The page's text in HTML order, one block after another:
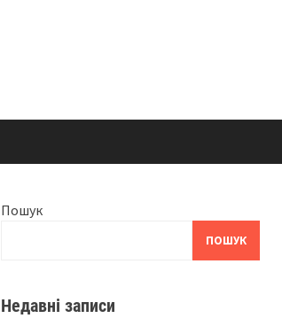
Пошук
ПОШУК
Недавні записи